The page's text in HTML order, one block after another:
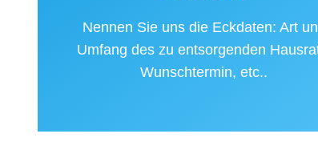
Nennen Sie uns die Eckdaten: Art
Umfang des zu entsorgenden
Wunschtermin, etc..